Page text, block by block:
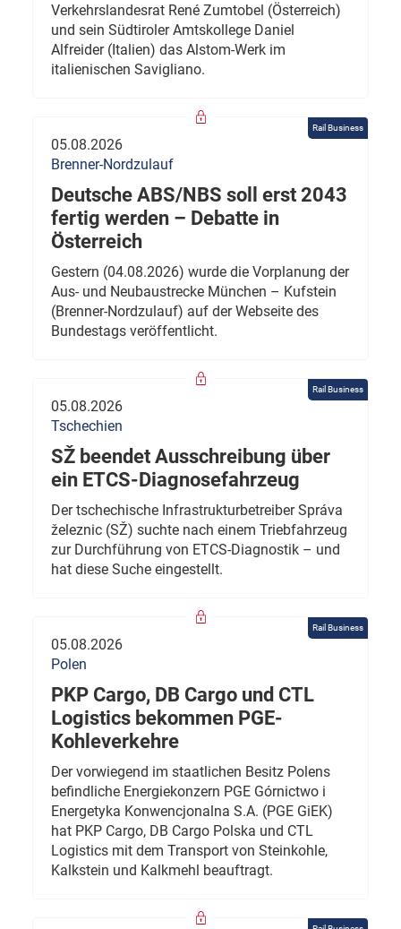
Verkehrslandesrat René Zumtobel (Österreich)
und sein Südtiroler Amtskollege Daniel
Alfreider (Italien) das Alstom-Werk im
italienischen Savigliano.
Rail Business
05.08.2026
Brenner-Nordzulauf
Deutsche ABS/NBS soll erst 2043
fertig werden – Debatte in
Österreich
Gestern (04.08.2026) wurde die Vorplanung der
Aus- und Neubaustrecke München – Kufstein
(Brenner-Nordzulauf) auf der Webseite des
Bundestags veröffentlicht.
Rail Business
05.08.2026
Tschechien
SŽ beendet Ausschreibung über
ein ETCS-Diagnosefahrzeug
Der tschechische Infrastrukturbetreiber Správa
železnic (SŽ) suchte nach einem Triebfahrzeug
zur Durchführung von ETCS-Diagnostik – und
hat diese Suche eingestellt.
Rail Business
05.08.2026
Polen
PKP Cargo, DB Cargo und CTL
Logistics bekommen PGE-
Kohleverkehre
Der vorwiegend im staatlichen Besitz Polens
befindliche Energiekonzern PGE Górnictwo i
Energetyka Konwencjonalna S.A. (PGE GiEK)
hat PKP Cargo, DB Cargo Polska und CTL
Logistics mit dem Transport von Steinkohle,
Kalkstein und Kalkmehl beauftragt.